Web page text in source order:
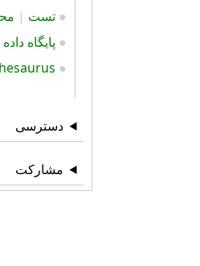
●تست |
● پایگاه
●
دسترسی
مشارکت